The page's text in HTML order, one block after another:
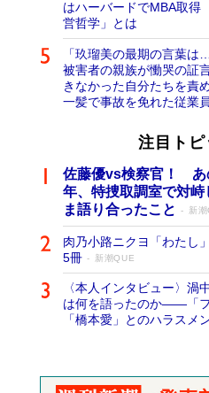
はハーバードでMBA取
営哲学」とは
「玖瑠美の最期の言葉
被害者の親族が慟哭の
きなかった自分たちを
一髪で事故を免れた従業
注目トピ
佐藤優vs検察官！ あ
年、特捜取調室で対
ま語り合ったこと
新
肉乃小路ニクヨ「わたし
5冊
新潮QUE
〈本人インタビュー〉渦
は何を語ったのか――「
「橋本愛」とのハラスメ